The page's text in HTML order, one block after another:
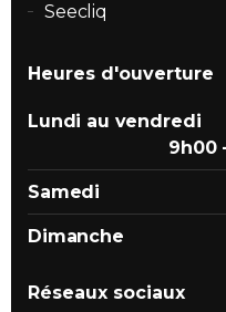
Seecliq
Heures d'ouverture
Lundi au vendredi
9h00
Samedi
Dimanche
Réseaux sociaux